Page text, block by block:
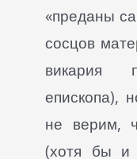
«преданы
сосцов
викария
епископа),
не верим,
(хотя бы и